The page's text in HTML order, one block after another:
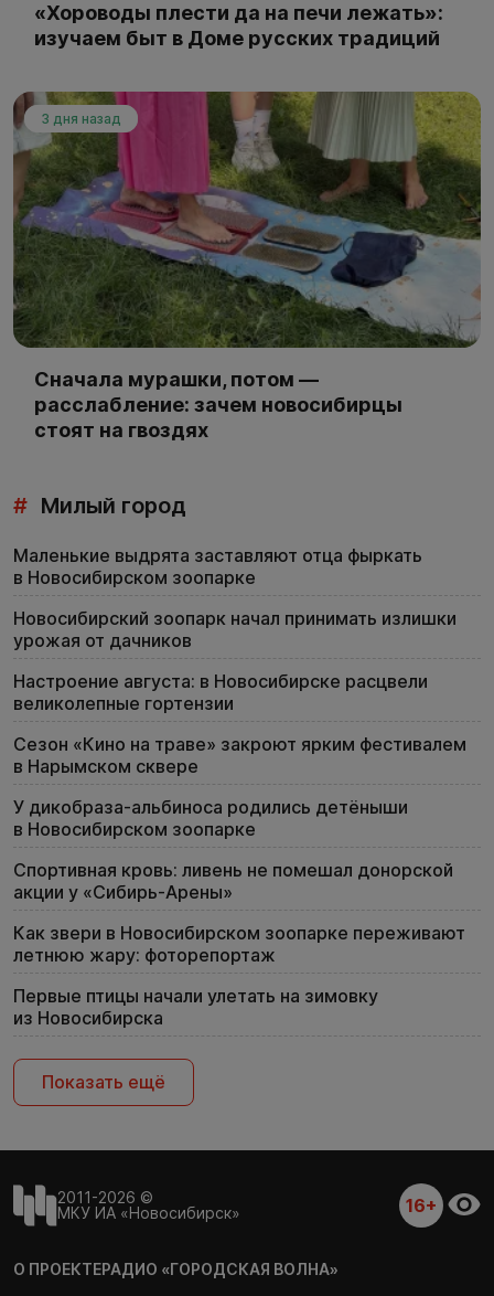
«Хороводы плести да на печи лежать»:
изучаем быт в Доме русских традиций
3 дня назад
Сначала мурашки, потом —
расслабление: зачем новосибирцы
стоят на гвоздях
# Милый город
Маленькие выдрята заставляют отца фыркать
в Новосибирском зоопарке
Новосибирский зоопарк начал принимать излишки
урожая от дачников
Настроение августа: в Новосибирске расцвели
великолепные гортензии
Сезон «Кино на траве» закроют ярким фестивалем
в Нарымском сквере
У дикобраза-альбиноса родились детёныши
в Новосибирском зоопарке
Спортивная кровь: ливень не помешал донорской
акции у «Сибирь-Арены»
Как звери в Новосибирском зоопарке переживают
летнюю жару: фоторепортаж
Первые птицы начали улетать на зимовку
из Новосибирска
Показать ещё
2011-2026 ©
МКУ ИА «Новосибирск»
16+
О ПРОЕКТЕРАДИО «ГОРОДСКАЯ ВОЛНА»